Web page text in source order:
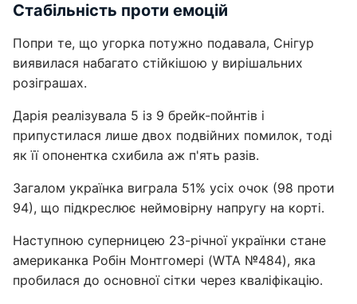
Стабільність проти емоцій
Попри те, що угорка потужно подавала, Снігур
виявилася набагато стійкішою у вирішальних
розіграшах.
Дарія реалізувала 5 із 9 брейк-пойнтів і
припустилася лише двох подвійних помилок, тоді
як її опонентка схибила аж п'ять разів.
Загалом українка виграла 51% усіх очок (98 проти
94), що підкреслює неймовірну напругу на корті.
Наступною суперницею 23-річної українки стане
американка Робін Монтгомері (WTA №484), яка
пробилася до основної сітки через кваліфікацію.